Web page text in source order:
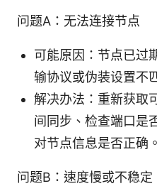
问题A：无法连接节点
可能原因：节点已过
输协议或伪装设置不
解决办法：重新获取
间同步、检查端口是
对节点信息是否正确。
问题B：速度慢或不稳定